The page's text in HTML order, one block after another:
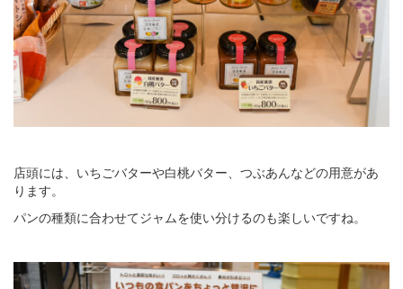
店頭には、いちごバターや白桃バター、つぶあんなどの用意があ
ります。
パンの種類に合わせてジャムを使い分けるのも楽しいですね。